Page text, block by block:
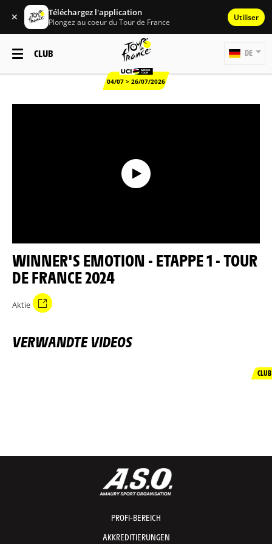
✕ Téléchargez l'application
Plongez au coeur du Tour de France Utiliser
CLUB
04/07 > 26/07/2026
DE
WINNER'S EMOTION - ETAPPE 1 - TOUR
DE FRANCE 2024
Aktie
VERWANDTE VIDEOS
CLUB
PROFI-BEREICH
AKKREDITIERUNGEN